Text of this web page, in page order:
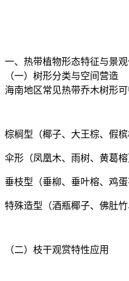
一、热带植物形态特征与景
（一）树形分类与空间营造
海南地区常见热带乔木树形可
棕榈型（椰子、大王棕、假
伞形（凤凰木、雨树、黄葛
垂枝型（垂柳、垂叶榕、鸡
特殊造型（酒瓶椰子、佛肚
（二）枝干观赏特性应用